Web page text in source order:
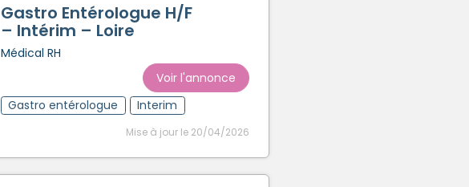
Gastro Entérologue H/F
– Intérim – Loire
Médical RH
Voir l'annonce
Gastro entérologue
Interim
Mise à jour le 20/04/2026